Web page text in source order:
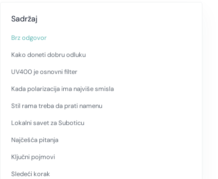
Sadržaj
Brz odgovor
Kako doneti dobru odluku
UV400 je osnovni filter
Kada polarizacija ima najviše smisla
Stil rama treba da prati namenu
Lokalni savet za Suboticu
Najčešća pitanja
Ključni pojmovi
Sledeći korak